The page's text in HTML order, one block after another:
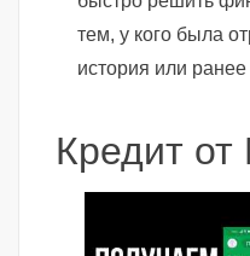
тем, у кого была
история или
Кредит от